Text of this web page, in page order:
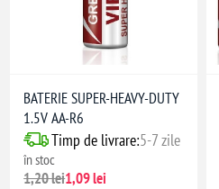
BATERIE SUPER-HEAVY-DUTY
1.5V AA-R6
Timp de livrare:5-7 zile
în stoc
1,20 lei1,09 lei